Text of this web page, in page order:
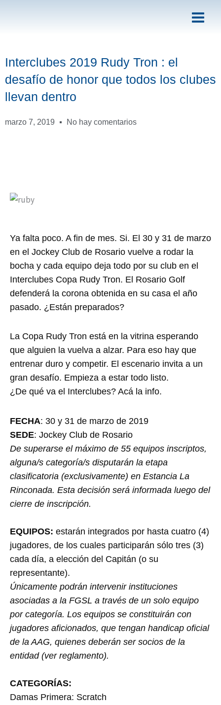
Interclubes 2019 Rudy Tron : el
desafío de honor que todos los clubes
llevan dentro
marzo 7, 2019 No hay comentarios
Ya falta poco. A fin de mes. Si. El 30 y 31 de marzo
en el Jockey Club de Rosario vuelve a rodar la
bocha y cada equipo deja todo por su club en el
Interclubes Copa Rudy Tron. El Rosario Golf
defenderá la corona obtenida en su casa el año
pasado. ¿Están preparados?
La Copa Rudy Tron está en la vitrina esperando
que alguien la vuelva a alzar. Para eso hay que
entrenar duro y competir. El escenario invita a un
gran desafío. Empieza a estar todo listo.
¿De qué va el Interclubes? Acá la info.
FECHA: 30 y 31 de marzo de 2019
SEDE: Jockey Club de Rosario
De superarse el máximo de 55 equipos inscriptos,
alguna/s categoría/s disputarán la etapa
clasificatoria (exclusivamente) en Estancia La
Rinconada. Esta decisión será informada luego del
cierre de inscripción.
EQUIPOS: estarán integrados por hasta cuatro (4)
jugadores, de los cuales participarán sólo tres (3)
cada día, a elección del Capitán (o su
representante).
Únicamente podrán intervenir instituciones
asociadas a la FGSL a través de un solo equipo
por categoría. Los equipos se constituirán con
jugadores aficionados, que tengan handicap oficial
de la AAG, quienes deberán ser socios de la
entidad (ver reglamento).
CATEGORÍAS:
Damas Primera: Scratch